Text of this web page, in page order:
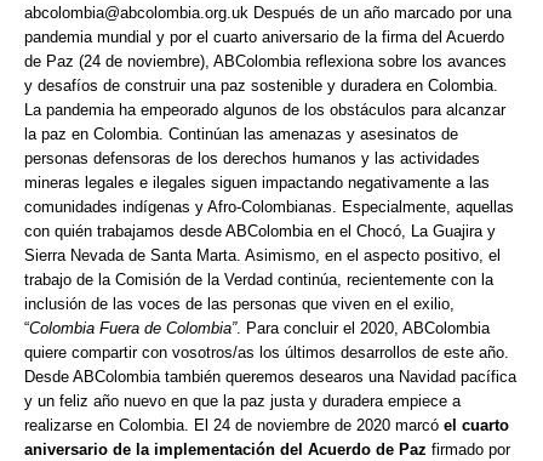
abcolombia@abcolombia.org.uk Después de un año marcado por una
pandemia mundial y por el cuarto aniversario de la firma del Acuerdo
de Paz (24 de noviembre), ABColombia reflexiona sobre los avances
y desafíos de construir una paz sostenible y duradera en Colombia.
La pandemia ha empeorado algunos de los obstáculos para alcanzar
la paz en Colombia. Continúan las amenazas y asesinatos de
personas defensoras de los derechos humanos y las actividades
mineras legales e ilegales siguen impactando negativamente a las
comunidades indígenas y Afro-Colombianas. Especialmente, aquellas
con quién trabajamos desde ABColombia en el Chocó, La Guajira y
Sierra Nevada de Santa Marta. Asimismo, en el aspecto positivo, el
trabajo de la Comisión de la Verdad continúa, recientemente con la
inclusión de las voces de las personas que viven en el exilio,
“Colombia Fuera de Colombia”. Para concluir el 2020, ABColombia
quiere compartir con vosotros/as los últimos desarrollos de este año.
Desde ABColombia también queremos desearos una Navidad pacífica
y un feliz año nuevo en que la paz justa y duradera empiece a
realizarse en Colombia. El 24 de noviembre de 2020 marcó el cuarto
aniversario de la implementación del Acuerdo de Paz firmado por